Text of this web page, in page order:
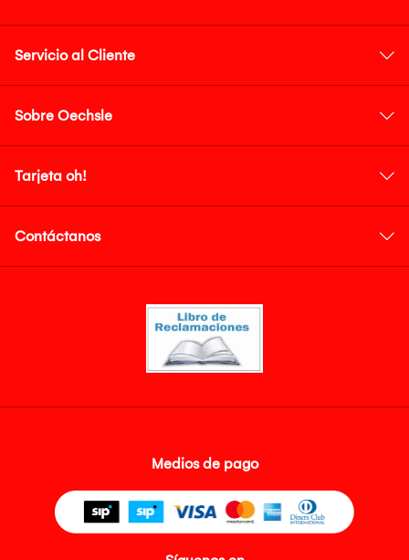
Servicio al Cliente
Sobre Oechsle
Tarjeta oh!
Contáctanos
Medios de pago